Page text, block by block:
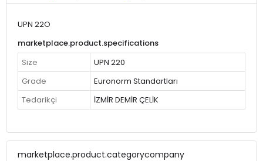
UPN 22O
marketplace.product.specifications
Size
UPN 220
Grade
Euronorm Standartları
Tedarikçi
İZMİR DEMİR ÇELİK
marketplace.product.categorycompany